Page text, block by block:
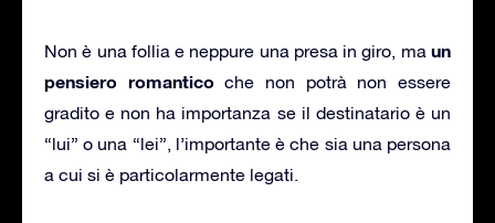
Non è una follia e neppure una presa in giro, ma un
pensiero romanticoche non potrà non essere
gradito e non ha importanza se il destinatario è un
“lui” o una “lei”, l’importante è che sia una persona
a cui si è particolarmente legati.